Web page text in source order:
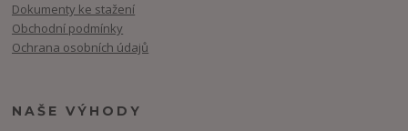
Dokumenty ke stažení
Obchodní podmínky
Ochrana osobních údajů
NAŠE VÝHODY